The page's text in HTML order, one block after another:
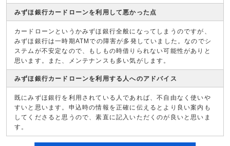
みずほ銀行カードローンを利用して悪かった点
カードローンというかみずほ銀行全般になってしまうのですが、
みずほ銀行は一時期ATMでの障害が多発していました。なのでシ
ステムが不安定なので、もしもの時借りられない可能性がありと
思います。また、メンテナンスも多い気がします。
みずほ銀行カードローンを利用する人へのアドバイス
既にみずほ銀行を利用されている人であれば、不自由なく使いや
すいと思います。申込時の情報を正確に伝えるとより良い案内も
してくださると思うので、素直に記入いただくのが良いと思いま
す。